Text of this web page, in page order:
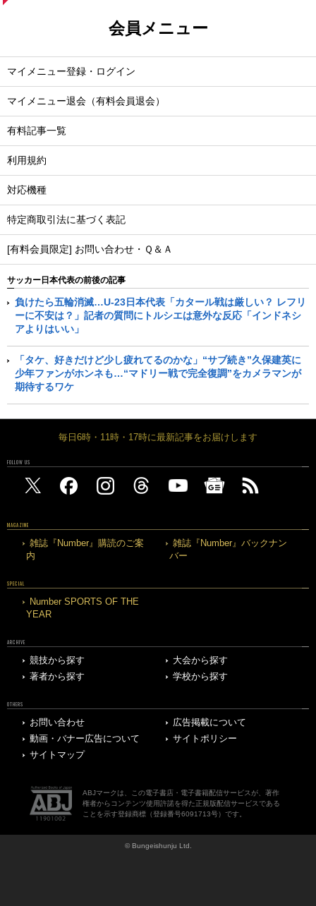
会員メニュー
マイメニュー登録・ログイン
マイメニュー退会（有料会員退会）
有料記事一覧
利用規約
対応機種
特定商取引法に基づく表記
[有料会員限定] お問い合わせ・Ｑ＆Ａ
サッカー日本代表の前後の記事
負けたら五輪消滅…U-23日本代表「カタール戦は厳しい？ レフリ
ーに不安は？」記者の質問にトルシエは意外な反応「インドネシ
アよりはいい」
「タケ、好きだけど少し疲れてるのかな」“サブ続き”久保建英に
少年ファンがホンネも…“マドリー戦で完全復調”をカメラマンが
期待するワケ
毎日6時・11時・17時に最新記事をお届けします
FOLLOW US
MAGAZINE
雑誌『Number』購読のご案
内
雑誌『Number』バックナン
バー
SPECIAL
Number SPORTS OF THE
YEAR
ARCHIVE
競技から探す
大会から探す
著者から探す
学校から探す
OTHERS
お問い合わせ
広告掲載について
動画・バナー広告について
サイトポリシー
サイトマップ
ABJマークは、この電子書店・電子書籍配信サービスが、著作
権者からコンテンツ使用許諾を得た正規版配信サービスである
ことを示す登録商標（登録番号6091713号）です。
© Bungeishunju Ltd.